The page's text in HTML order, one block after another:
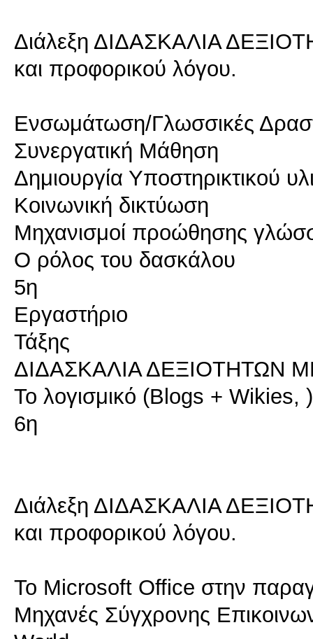
Διάλεξη ΔΙΔΑΣΚΑΛΙΑ
και προφορικού λόγου.
Ενσωμάτωση/Γλωσσικές
Συνεργατική Μάθηση
Δημιουργία Υποστηρικτικού
Κοινωνική δικτύωση
Μηχανισμοί προώθησης
Ο ρόλος του δασκάλου
5η
Εργαστήριο
Τάξης
ΔΙΔΑΣΚΑΛΙΑ ΔΕΞΙΟΤΗΤΩΝ
Το λογισμικό (Blogs + Wikies, )
6η
Διάλεξη ΔΙΔΑΣΚΑΛΙΑ
και προφορικού λόγου.
Το Microsoft Office στην
Μηχανές Σύγχρονης